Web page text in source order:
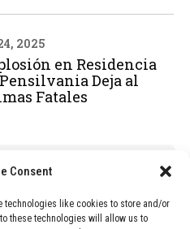
Consent
technologies like cookies to store and/or
these technologies will allow us to
2025
en Residencia
Deja al
Fatales